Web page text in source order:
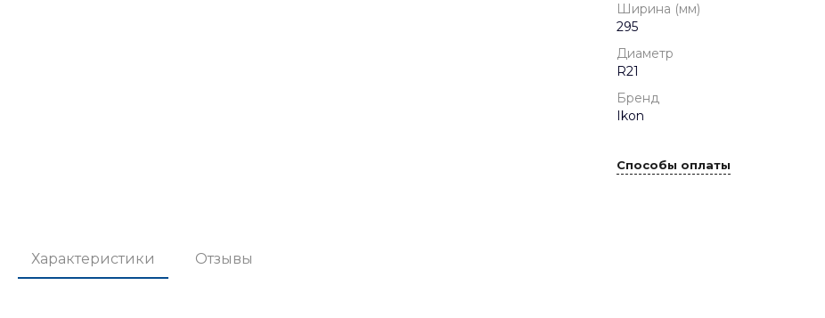
Ширина (мм)
295
Диаметр
R21
Бренд
Ikon
Способы оплаты
Характеристики Отзывы